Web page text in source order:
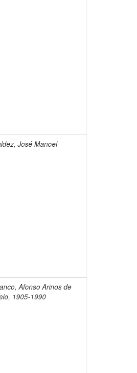
José Manoel
Afonso Arinos de
1905-1990